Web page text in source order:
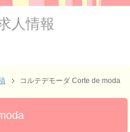
人情報
コルテデモーダ Corte de moda